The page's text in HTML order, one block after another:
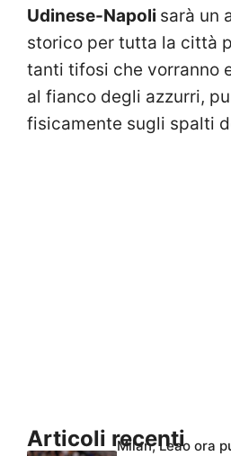
Udinese-Napoli sarà un
storico per tutta la città
tanti tifosi che vorranno
al fianco degli azzurri,
fisicamente sugli spalti
Articoli recenti
Milan, Leao ora